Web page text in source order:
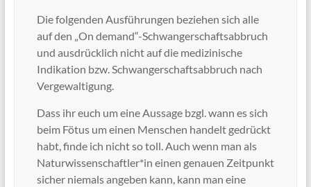
Die folgenden Ausführungen beziehen sich alle
auf den „On demand“-Schwangerschaftsabbruch
und ausdrücklich nicht auf die medizinische
Indikation bzw. Schwangerschaftsabbruch nach
Vergewaltigung.
Dass ihr euch um eine Aussage bzgl. wann es sich
beim Fötus um einen Menschen handelt gedrückt
habt, finde ich nicht so toll. Auch wenn man als
Naturwissenschaftler*in einen genauen Zeitpunkt
sicher niemals angeben kann, kann man eine